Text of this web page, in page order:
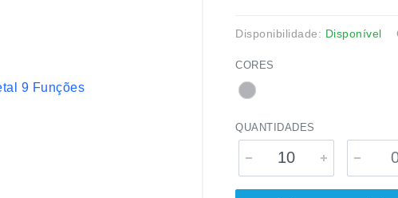
Disponibilidade: Disponível
CORES
QUANTIDADES